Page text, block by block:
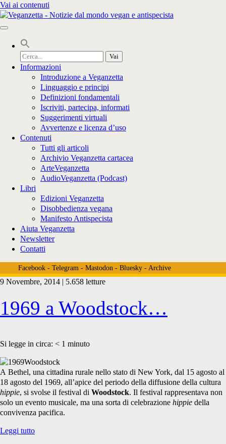
Vai ai contenuti
Cerca
per:
Informazioni
Introduzione a Veganzetta
Linguaggio e principi
Definizioni fondamentali
Iscriviti, partecipa, informati
Suggerimenti virtuali
Avvertenze e licenza d’uso
Contenuti
Tutti gli articoli
Archivio Veganzetta cartacea
ArteVeganzetta
AudioVeganzetta (Podcast)
Libri
Edizioni Veganzetta
Disobbedienza vegana
Manifesto Antispecista
Aiuta Veganzetta
Newsletter
Contatti
Facebook- Telegram- Mastodon- Bluesky- Archive
Tag:
<span>Woodstock</span>
9 Novembre, 2014 | 5.658 letture
1969 a Woodstock…
Si legge in circa: < 1 minuto
A Bethel, una cittadina rurale nello stato di New York, dal 15 agosto al
18 agosto del 1969, all’apice del periodo della diffusione della cultura
hippie, si svolse il festival di Woodstock. Il festival rappresentava non
solo un evento musicale, ma una sorta di celebrazione hippie della
convivenza pacifica.
Leggi tutto1969